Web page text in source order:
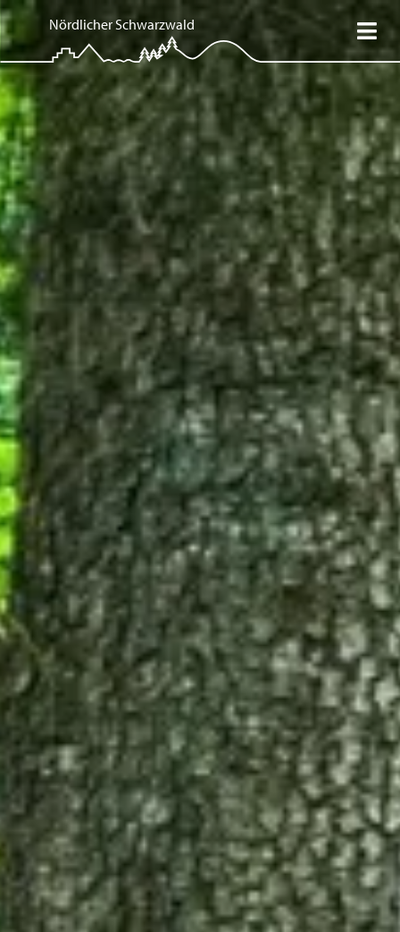
Mein Schwarzwald
Nördlicher Schwarzwald